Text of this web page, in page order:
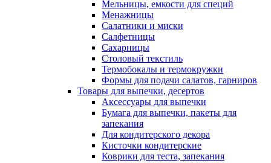
Мельницы, емкости для специй
Менажницы
Салатники и миски
Салфетницы
Сахарницы
Столовый текстиль
Термобокалы и термокружки
Формы для подачи салатов, гарниров
Товары для выпечки, десертов
Аксессуары для выпечки
Бумага для выпечки, пакеты для
запекания
Для кондитерского декора
Кисточки кондитерские
Коврики для теста, запекания